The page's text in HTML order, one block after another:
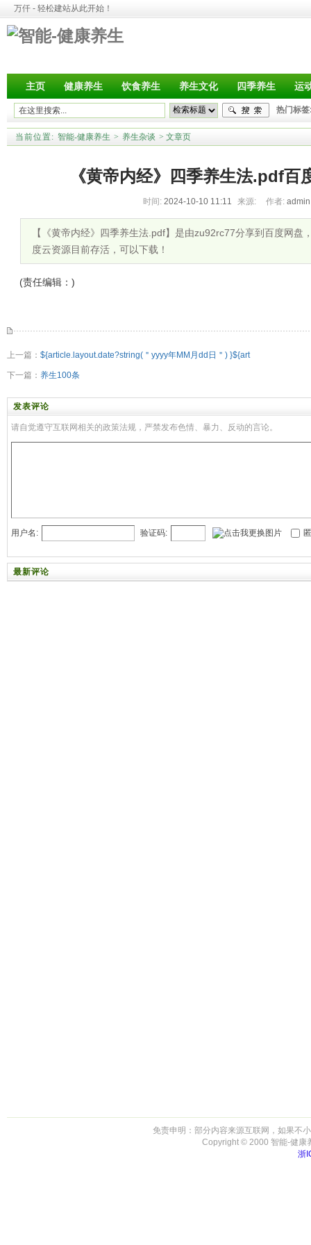
万仟 - 轻松建站从此开始！
主页 健康养生 饮食养生 养生文化 四季养生 运
热门标
当前位置: 智能-健康养生 > 养生杂谈 > 文章页
《黄帝内经》四季养生法.pdf百
时间: 2024-10-10 11:11 来源: 作者:
【《黄帝内经》四季养生法.pdf】是由zu92rc77分享到百度网盘
度云资源目前存活，可以下载！
(责任编辑：)
上一篇： ${article.layout.date?string(＂yyyy年MM月dd日＂) }${art
下一篇： 养生100条
发表评论
请自觉遵守互联网相关的政策法规，严禁发布色情、暴力、反动的言论。
用户名: 验证码:
最新评论
免责申明：部分内容来源互联网，如果不
Copyright © 2000 智能-健康
浙